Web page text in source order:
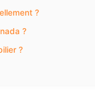
?
?
?